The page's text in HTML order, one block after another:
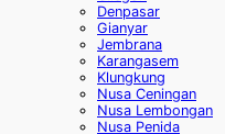
Denpasar
Gianyar
Jembrana
Karangasem
Klungkung
Nusa Ceningan
Nusa Lembongan
Nusa Penida